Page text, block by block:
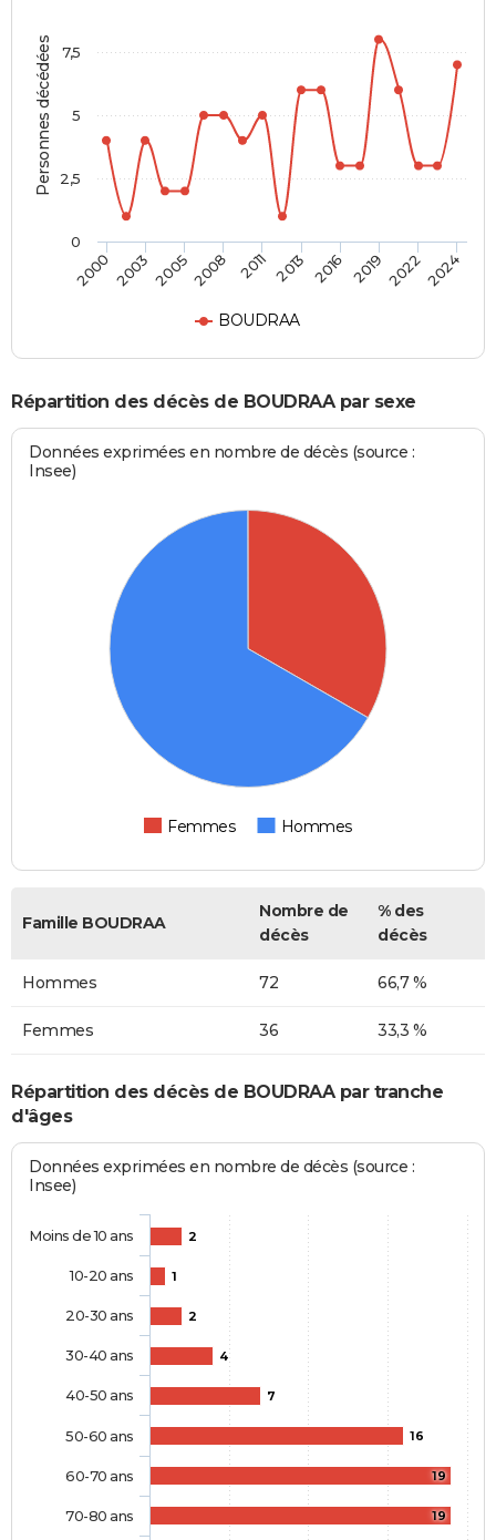
Personnes décédées
BOUDRAA
2000 200320052008 2011 2013 2016 2019 20222024
0
2,5
5
7,5
Répartition des décès de BOUDRAA par sexe
Données exprimées en nombre de décès (source :
Insee)
Femmes Hommes
Famille BOUDRAA
Nombre de
décès
% des
décès
Hommes 72 66,7 %
Femmes 36 33,3 %
Répartition des décès de BOUDRAA par tranche
d'âges
Données exprimées en nombre de décès (source :
Insee)
2
1
2
4
7
16
19
19
Moins de 10 ans
10-20 ans
20-30 ans
30-40 ans
40-50 ans
50-60 ans
60-70 ans
70-80 ans